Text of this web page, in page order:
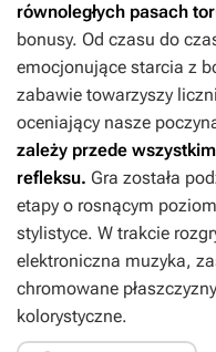
równoległych pasach
bonusy. Od czasu do
emocjonujące starcia z
zabawie towarzyszy
oceniający nasze
zależy przede
refleksu. Gra została
etapy o rosnącym
stylistyce. W trakcie
elektroniczna muzyka,
chromowane
kolorystyczne.